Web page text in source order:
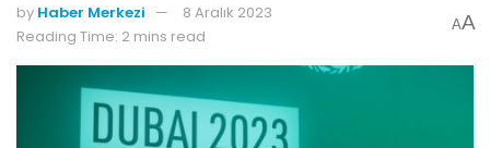
by Haber Merkezi
8 Aralık 2023
Reading Time: 2 mins read
AA